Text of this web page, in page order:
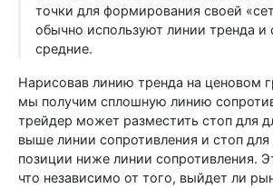
точки для формирования своей
обычно используют линии тренда и
средние.
Нарисовав линию тренда на ценовом
мы получим сплошную линию
трейдер может разместить стоп для
выше линии сопротивления и стоп для
позиции ниже линии сопротивления.
что независимо от того, выйдет ли